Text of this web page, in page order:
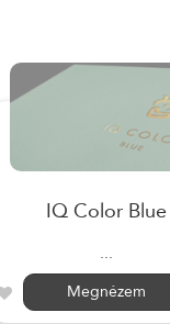
IQ Color Blue
...
Megnézem